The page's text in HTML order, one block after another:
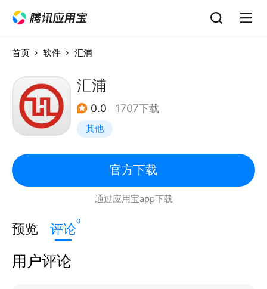
首页 软件 汇浦
汇浦
0.0 1707下载
其他
官方下载
通过应用宝app下载
预览 评论0
用户评论